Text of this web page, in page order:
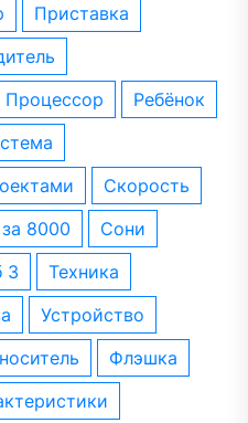
приставка
процессор
ребёнок
скорость
за 8000
сони
3
техника
устройство
флэшка